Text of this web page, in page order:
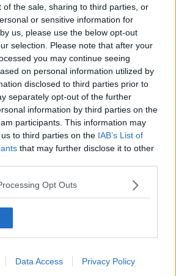
of the sale, sharing to third parties, or
or sensitive information for
us, please use the below opt-out
selection. Please note that after your
you may continue seeing
on personal information utilized by
disclosed to third parties prior to
separately opt-out of the further
information by third parties on the
participants. This information may
to third parties on the IAB’s List of
that may further disclose it to other
Opt Outs
Data Access Privacy Policy
principali della Toscana iscriviti alla
Arriva gratis tutti i giorni
tua casella di posta.
anche:
e vini” di Nadio Stronchi
che miglioreranno la qualità